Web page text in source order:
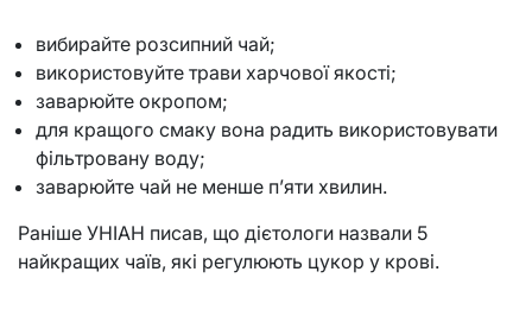
вибирайте розсипний чай;
використовуйте трави харчової якості;
заварюйте окропом;
для кращого смаку вона радить використовувати
фільтровану воду;
заварюйте чай не менше п’яти хвилин.
Раніше УНІАН писав, що дієтологи назвали 5
найкращих чаїв, які регулюють цукор у крові.